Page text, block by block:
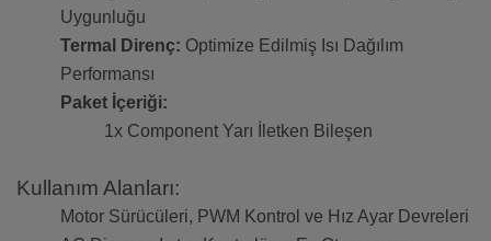
Uygunluğu
Termal Direnç: Optimize Edilmiş Isı Dağılım
Performansı
Paket İçeriği:
1x Component Yarı İletken Bileşen
Kullanım Alanları:
Motor Sürücüleri, PWM Kontrol ve Hız Ayar Devreleri